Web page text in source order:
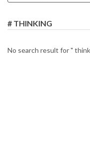
# THINKING
No search result for "